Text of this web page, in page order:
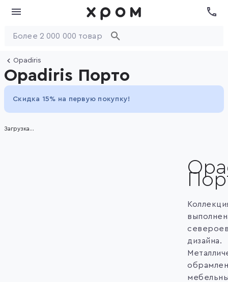
Opadiris
Opadiris Порто
Скидка 15% на первую покупку!
Загрузка...
дизайна.